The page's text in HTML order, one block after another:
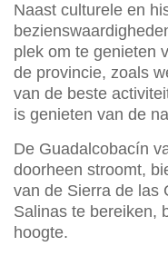
Naast culturele en
plek om te genieten
de provincie, zoals
van de beste
is genieten van de
De Guadalcobacín
doorheen stroomt,
van de Sierra de las
Salinas te bereiken,
hoogte.